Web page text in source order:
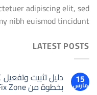
adipiscing elit, sed
nibh euismod tincidunt.
LATEST POSTS
15
مارس
بخطوة من Fix Zone